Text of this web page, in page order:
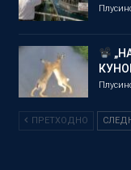
ПРЕТХОДНО